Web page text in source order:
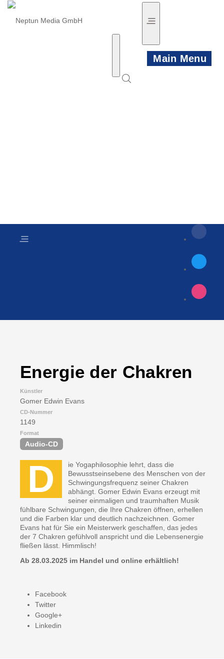
Main Menu
Energie der Chakren
Künstler
Gomer Edwin Evans
CD-Nummer
1149
Format
Audio-CD
D
ie Yogaphilosophie lehrt, dass die
Bewusstseinsebene des Menschen von der
Schwingungsfrequenz seiner Chakren
abhängt. Gomer Edwin Evans erzeugt mit
seiner einmaligen und traumhaften Musik
fühlbare Schwingungen, die Ihre Chakren öffnen, erhellen
und die Farben klar und deutlich nachzeichnen. Gomer
Evans hat für Sie ein Meisterwerk geschaffen, das jedes
der 7 Chakren gefühlvoll anspricht und die Lebensenergie
fließen lässt. Himmlisch!
Ab 28.03.2025 im Handel und online erhältlich!
Facebook
Twitter
Google+
Linkedin